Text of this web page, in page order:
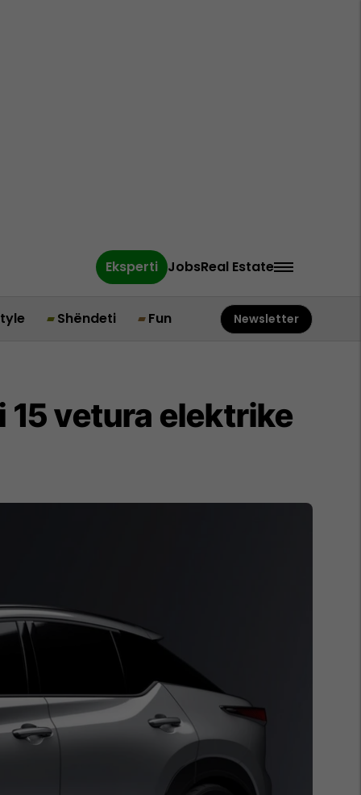
Eksperti JobsReal Estate
Shëndeti Fun Newsletter
15 vetura elektrike